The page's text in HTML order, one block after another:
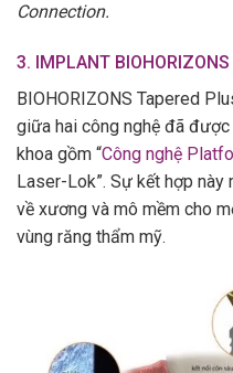
Connection.
3. IMPLANT
BIOHORIZONS Tapered
giữa hai công nghệ đã
khoa gồm “Công nghệ
Laser-Lok”. Sự kết hợp
về xương và mô mềm cho
vùng răng thẩm mỹ.